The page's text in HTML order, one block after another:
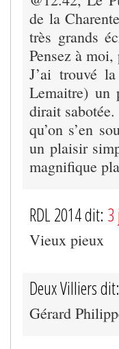
de la
très grands
Pensez à moi,
J’ai trouvé
Lemaitre) un
dirait
qu’on s’en
un plaisir
magnifique
RDL 2014 dit:
Vieux pieux
Deux Villiers dit:
Gérard